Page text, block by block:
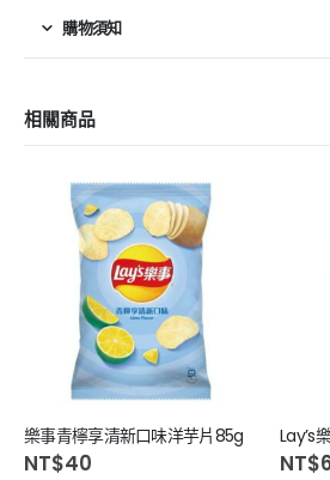
購物須知
相關商品
樂事青檸享清新口味洋芋片85g
NT$40 NT$